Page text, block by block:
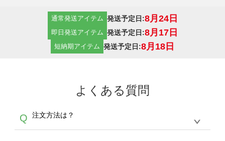
通常発送アイテム 発送予定日:8月24日
即日発送アイテム 発送予定日:8月17日
短納期アイテム 発送予定日:8月18日
よくある質問
Q 注文方法は？